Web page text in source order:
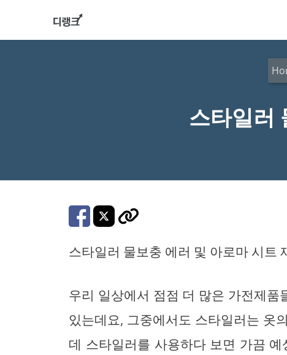
스타일러
스타일러 물보충 에러 및 아로마 시트
우리 일상에서 점점 더 많은 가전제
있는데요, 그중에서도 스타일러는 옷
데 스타일러를 사용하다 보면 가끔